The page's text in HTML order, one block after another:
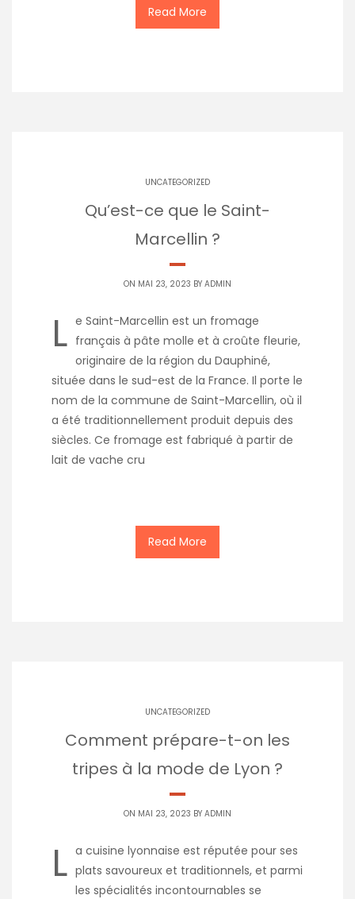
Read More
UNCATEGORIZED
Qu’est-ce que le Saint-
Marcellin ?
ON MAI 23, 2023 BY ADMIN
L e Saint-Marcellin est un fromage
français à pâte molle et à croûte fleurie,
originaire de la région du Dauphiné,
située dans le sud-est de la France. Il porte le
nom de la commune de Saint-Marcellin, où il
a été traditionnellement produit depuis des
siècles. Ce fromage est fabriqué à partir de
lait de vache cru
Read More
UNCATEGORIZED
Comment prépare-t-on les
tripes à la mode de Lyon ?
ON MAI 23, 2023 BY ADMIN
L a cuisine lyonnaise est réputée pour ses
plats savoureux et traditionnels, et parmi
les spécialités incontournables se